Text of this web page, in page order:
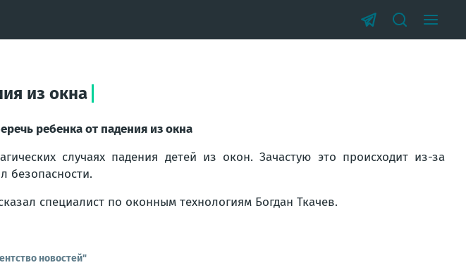
из окна
ребенка от падения из окна
случаях падения детей из окон. Зачастую это происходит из-за
безопасности.
специалист по оконным технологиям Богдан Ткачев.
новостей"